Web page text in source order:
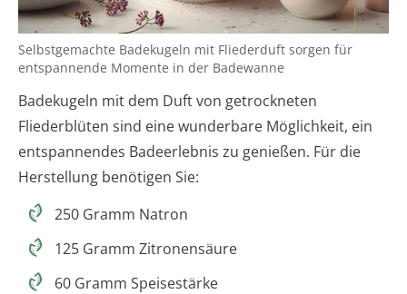
Selbstgemachte Badekugeln mit Fliederduft sorgen für
entspannende Momente in der Badewanne
Badekugeln mit dem Duft von getrockneten
Fliederblüten sind eine wunderbare Möglichkeit, ein
entspannendes Badeerlebnis zu genießen. Für die
Herstellung benötigen Sie:
250 Gramm Natron
125 Gramm Zitronensäure
60 Gramm Speisestärke